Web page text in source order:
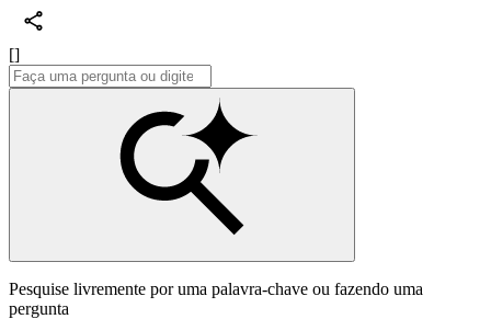
[]
Pesquise livremente por uma palavra-chave ou fazendo uma
pergunta